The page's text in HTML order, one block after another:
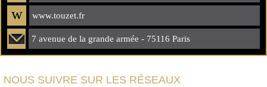
w www.touzet.fr
7 avenue de la grande armée - 75116 Paris
NOUS SUIVRE SUR LES RÉSEAUX